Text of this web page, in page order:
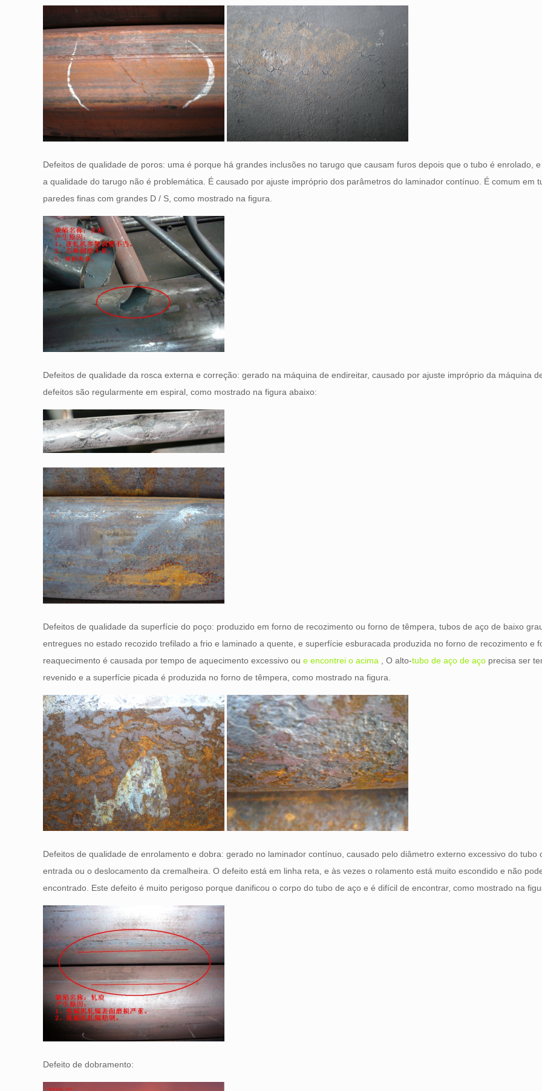
Defeitos de qualidade de poros: uma é porque há grandes inclusões no tarugo que causam furos depois que o tubo é enrolado,
a qualidade do tarugo não é problemática. É causado por ajuste impróprio dos parâmetros do laminador contínuo. É comum em
paredes finas com grandes D / S, como mostrado na figura.
Defeitos de qualidade da rosca externa e correção: gerado na máquina de endireitar, causado por ajuste impróprio da máquina
defeitos são regularmente em espiral, como mostrado na figura abaixo:
Defeitos de qualidade da superfície do poço: produzido em forno de recozimento ou forno de têmpera, tubos de aço de baixo
entregues no estado recozido trefilado a frio e laminado a quente, e superfície esburacada produzida no forno de recozimento e
reaquecimento é causada por tempo de aquecimento excessivo oue encontrei o acima , O alto-tubo de aço de aço precisa ser
revenido e a superfície picada é produzida no forno de têmpera, como mostrado na figura.
Defeitos de qualidade de enrolamento e dobra: gerado no laminador contínuo, causado pelo diâmetro externo excessivo do tubo
entrada ou o deslocamento da cremalheira. O defeito está em linha reta, e às vezes o rolamento está muito escondido e não
encontrado. Este defeito é muito perigoso porque danificou o corpo do tubo de aço e é difícil de encontrar, como mostrado na
Defeito de dobramento: